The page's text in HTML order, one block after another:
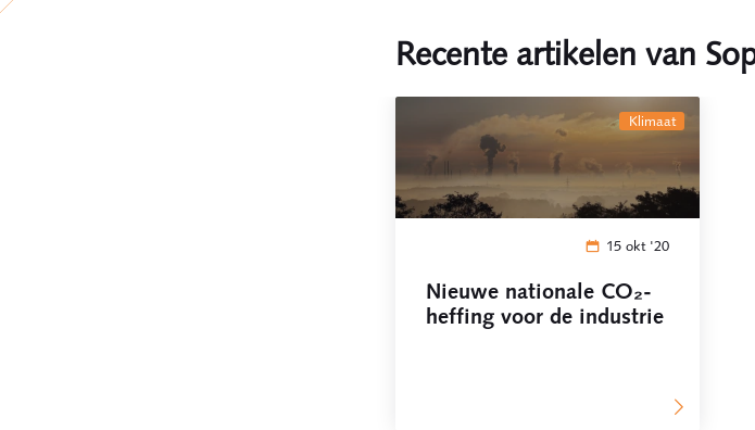
Recente artikelen van
klimaat
15 okt '20
Nieuwe nationale CO₂-
heffing voor de industrie